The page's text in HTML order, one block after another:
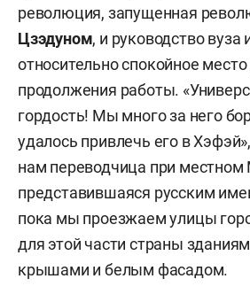
революция, запущенная
Цзэдуном, и руководство вуза
относительно спокойное
продолжения работы.
гордость! Мы много за него
удалось привлечь его в
нам переводчица при
представившаяся русским
пока мы проезжаем улицы
для этой части страны
крышами и белым фасадом.